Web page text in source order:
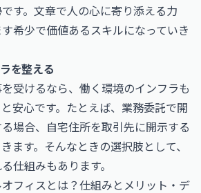
す。文章で人の心に寄り添える力
希少で価値あるスキルになっていき
を整える
受けるなら、働く環境のインフラも
安心です。たとえば、業務委託で開
場合、自宅住所を取引先に開示する
ます。そんなときの選択肢として、
仕組みもあります。
フィスとは？仕組みとメリット・デ